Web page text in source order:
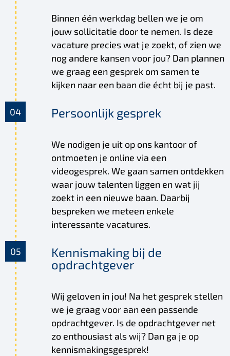
Binnen één werkdag bellen we je om
jouw sollicitatie door te nemen. Is deze
vacature precies wat je zoekt, of zien we
nog andere kansen voor jou? Dan plannen
we graag een gesprek om samen te
kijken naar een baan die écht bij je past.
Persoonlijk gesprek
We nodigen je uit op ons kantoor of
ontmoeten je online via een
videogesprek. We gaan samen ontdekken
waar jouw talenten liggen en wat jij
zoekt in een nieuwe baan. Daarbij
bespreken we meteen enkele
interessante vacatures.
Kennismaking bij de
opdrachtgever
Wij geloven in jou! Na het gesprek stellen
we je graag voor aan een passende
opdrachtgever. Is de opdrachtgever net
zo enthousiast als wij? Dan ga je op
kennismakingsgesprek!